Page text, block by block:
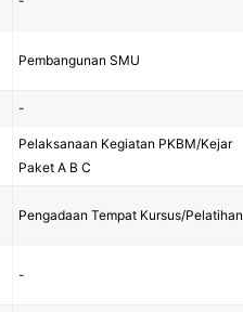
Pembangunan SMU
-
Pelaksanaan Kegiatan PKBM/Kejar
Paket A B C
Pengadaan Tempat Kursus/Pelatihan
-